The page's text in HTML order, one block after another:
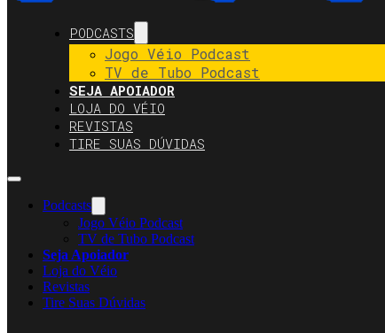
PODCASTS
Jogo Véio Podcast
TV de Tubo Podcast
SEJA APOIADOR
LOJA DO VÉIO
REVISTAS
TIRE SUAS DÚVIDAS
Podcasts
Jogo Véio Podcast
TV de Tubo Podcast
Seja Apoiador
Loja do Véio
Revistas
Tire Suas Dúvidas